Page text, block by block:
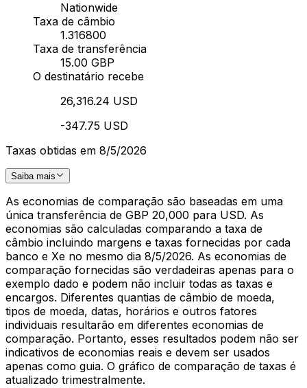
Nationwide
Taxa de câmbio
1.316800
Taxa de transferência
15.00 GBP
O destinatário recebe
26,316.24 USD
-347.75 USD
Taxas obtidas em 8/5/2026
Saiba mais
As economias de comparação são baseadas em uma
única transferência de GBP 20,000 para USD. As
economias são calculadas comparando a taxa de
câmbio incluindo margens e taxas fornecidas por cada
banco e Xe no mesmo dia 8/5/2026. As economias de
comparação fornecidas são verdadeiras apenas para o
exemplo dado e podem não incluir todas as taxas e
encargos. Diferentes quantias de câmbio de moeda,
tipos de moeda, datas, horários e outros fatores
individuais resultarão em diferentes economias de
comparação. Portanto, esses resultados podem não ser
indicativos de economias reais e devem ser usados
apenas como guia. O gráfico de comparação de taxas é
atualizado trimestralmente.